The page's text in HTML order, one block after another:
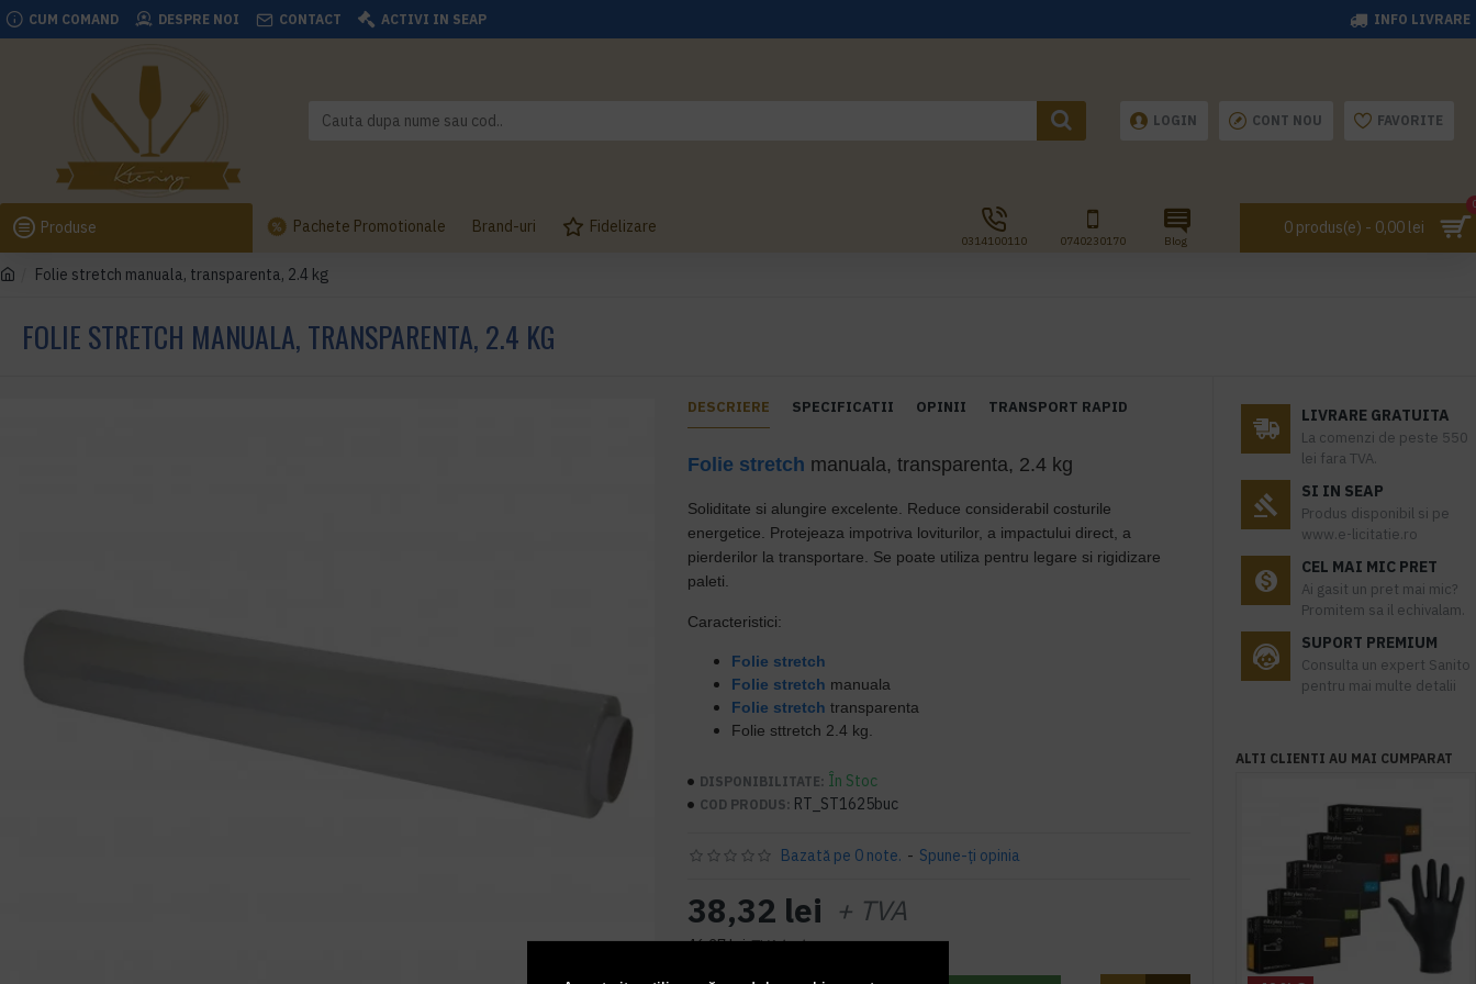
CUM COMAND DESPRE NOI CONTACT ACTIVI IN SEAP INFO LIVRARE
LOGIN CONT NOU FAVORITE
Produse Pachete Promotionale Brand-uri Fidelizare
0314100110 0740230170 Blog
0 produs(e) - 0,00 lei
Folie stretch manuala, transparenta, 2.4 kg
FOLIE STRETCH MANUALA, TRANSPARENTA, 2.4 KG
DESCRIERE SPECIFICATII OPINII TRANSPORT RAPID
Folie stretch manuala, transparenta, 2.4 kg
Soliditate si alungire excelente. Reduce considerabil costurile
energetice. Protejeaza impotriva loviturilor, a impactului direct, a
pierderilor la transportare. Se poate utiliza pentru legare si rigidizare
paleti.
Caracteristici:
Folie stretch
Folie stretch manuala
Folie stretch transparenta
Folie sttretch 2.4 kg.
DISPONIBILITATE: În Stoc
COD PRODUS: RT_ST1625buc
Bazată pe 0 note. - Spune-ţi opinia
38,32 lei + TVA
46,37 leiTVA inclus
LIVRARE GRATUITA
La comenzi de peste 550
lei fara TVA.
SI IN SEAP
Produs disponibil si pe
www.e-licitatie.ro
CEL MAI MIC PRET
Ai gasit un pret mai mic?
Promitem sa il echivalam.
SUPORT PREMIUM
Consulta un expert Sanito
pentru mai multe detalii
ALTI CLIENTI AU MAI CUMPARAT